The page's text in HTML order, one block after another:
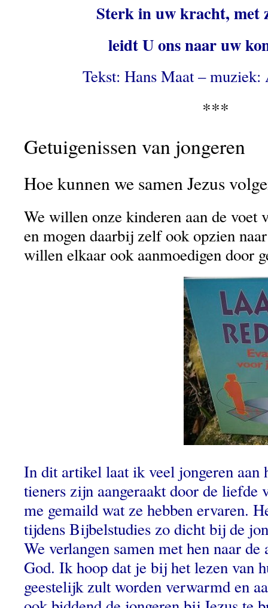
Sterk in uw kracht, met
leidt U ons naar uw
Tekst: Hans Maat – muziek:
***
Getuigenissen van jongeren
Hoe kunnen we samen Jezus
We willen onze kinderen aan de voet
en mogen daarbij zelf ook opzien
willen elkaar ook aanmoedigen door
In dit artikel laat ik veel jongeren aan
tieners zijn aangeraakt door de liefde
me gemaild wat ze hebben ervaren.
tijdens Bijbelstudies zo dicht bij de
We verlangen samen met hen naar de
God. Ik hoop dat je bij het lezen van
geestelijk zult worden verwarmd en